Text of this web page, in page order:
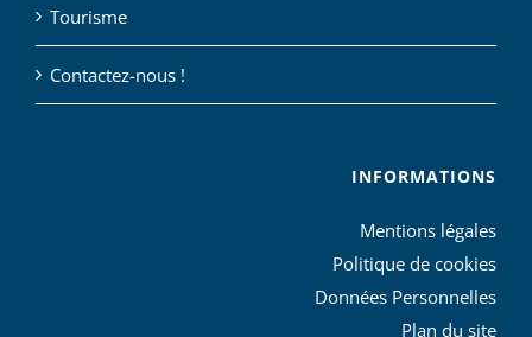
Tourisme
Contactez-nous !
INFORMATIONS
Mentions légales
Politique de cookies
Données Personnelles
Plan du site